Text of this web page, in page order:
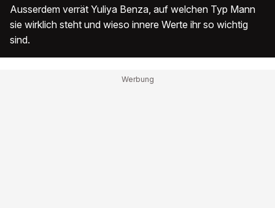
Ausserdem verrät Yuliya Benza, auf welchen Typ Mann
sie wirklich steht und wieso innere Werte ihr so wichtig
sind.